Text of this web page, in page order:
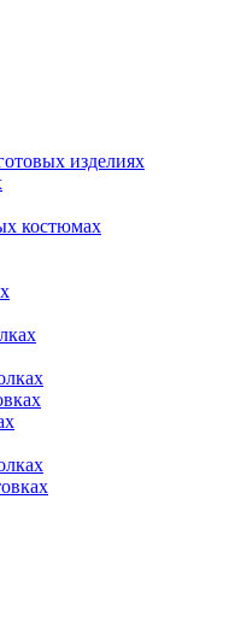
изделиях
костюмах